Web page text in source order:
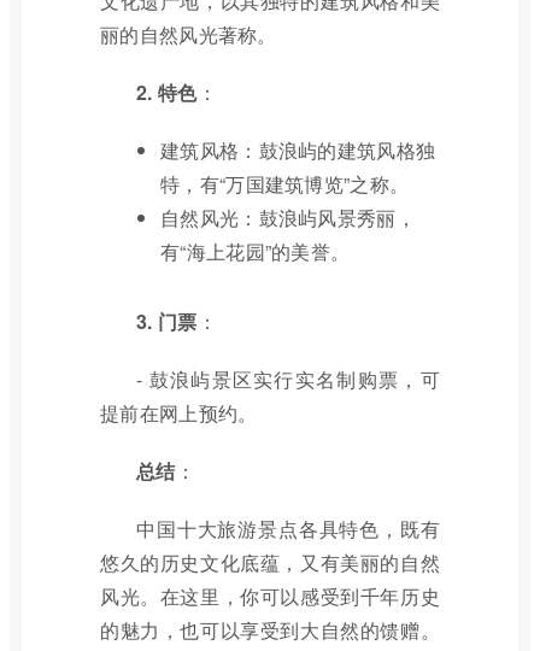
丽的自然风光著称。
2. 特色：
建筑风格：鼓浪屿的建筑风格独
特，有“万国建筑博览”之称。
自然风光：鼓浪屿风景秀丽，
有“海上花园”的美誉。
3. 门票 ：
- 鼓浪屿景区实行实名制购票，可
提前在网上预约。
总结：
中国十大旅游景点各具特色，既有
悠久的历史文化底蕴，又有美丽的自然
风光。在这里，你可以感受到千年历史
的魅力，也可以享受到大自然的馈赠。